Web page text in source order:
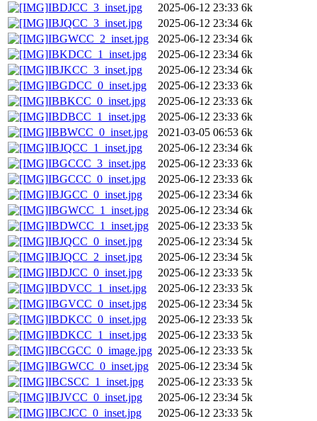
IBDJCC_3_inset.jpg
2025-06-12 23:33 6k
IBJQCC_3_inset.jpg
2025-06-12 23:34 6k
IBGWCC_2_inset.jpg
2025-06-12 23:34 6k
IBKDCC_1_inset.jpg
2025-06-12 23:34 6k
IBJKCC_3_inset.jpg
2025-06-12 23:34 6k
IBGDCC_0_inset.jpg
2025-06-12 23:33 6k
IBBKCC_0_inset.jpg
2025-06-12 23:33 6k
IBDBCC_1_inset.jpg
2025-06-12 23:33 6k
IBBWCC_0_inset.jpg
2021-03-05 06:53 6k
IBJQCC_1_inset.jpg
2025-06-12 23:34 6k
IBGCCC_3_inset.jpg
2025-06-12 23:33 6k
IBGCCC_0_inset.jpg
2025-06-12 23:33 6k
IBJGCC_0_inset.jpg
2025-06-12 23:34 6k
IBGWCC_1_inset.jpg
2025-06-12 23:34 6k
IBDWCC_1_inset.jpg
2025-06-12 23:33 5k
IBJQCC_0_inset.jpg
2025-06-12 23:34 5k
IBJQCC_2_inset.jpg
2025-06-12 23:34 5k
IBDJCC_0_inset.jpg
2025-06-12 23:33 5k
IBDVCC_1_inset.jpg
2025-06-12 23:33 5k
IBGVCC_0_inset.jpg
2025-06-12 23:34 5k
IBDKCC_0_inset.jpg
2025-06-12 23:33 5k
IBDKCC_1_inset.jpg
2025-06-12 23:33 5k
IBCGCC_0_image.jpg 2025-06-12 23:33 5k
IBGWCC_0_inset.jpg
2025-06-12 23:34 5k
IBCSCC_1_inset.jpg
2025-06-12 23:33 5k
IBJVCC_0_inset.jpg
2025-06-12 23:34 5k
IBCJCC_0_inset.jpg
2025-06-12 23:33 5k